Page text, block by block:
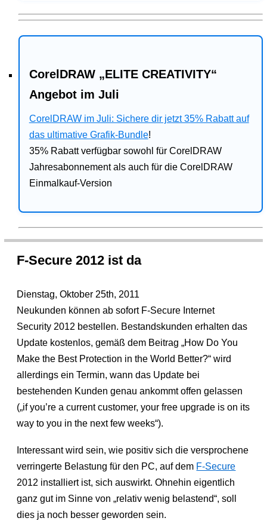
CorelDRAW „ELITE CREATIVITY“
Angebot im Juli
CorelDRAW im Juli: Sichere dir jetzt 35% Rabatt auf
das ultimative Grafik-Bundle!
35% Rabatt verfügbar sowohl für CorelDRAW
Jahresabonnement als auch für die CorelDRAW
Einmalkauf-Version
F-Secure 2012 ist da
Dienstag, Oktober 25th, 2011
Neukunden können ab sofort F-Secure Internet
Security 2012 bestellen. Bestandskunden erhalten das
Update kostenlos, gemäß dem Beitrag „How Do You
Make the Best Protection in the World Better?“ wird
allerdings ein Termin, wann das Update bei
bestehenden Kunden genau ankommt offen gelassen
(„if you’re a current customer, your free upgrade is on its
way to you in the next few weeks“).
Interessant wird sein, wie positiv sich die versprochene
verringerte Belastung für den PC, auf dem F-Secure
2012 installiert ist, sich auswirkt. Ohnehin eigentlich
ganz gut im Sinne von „relativ wenig belastend“, soll
dies ja noch besser geworden sein.